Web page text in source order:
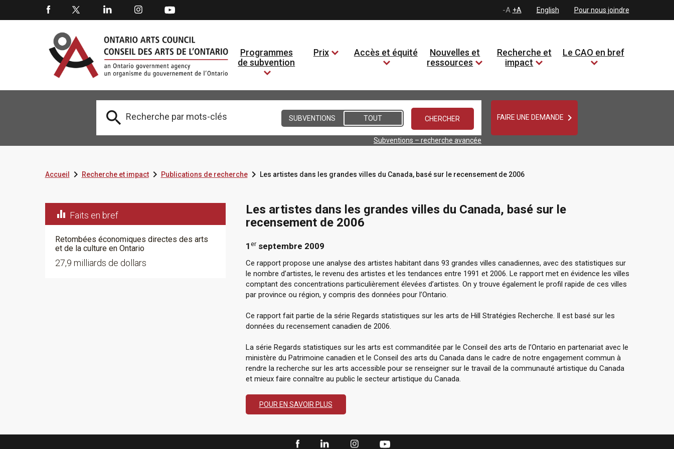
-A +A English Pour nous joindre
Programmes
de subvention
Prix Accès et équité
Nouvelles et
ressources
Recherche et
impact
Le CAO en bref
 SUBVENTIONS TOUT
Subventions – recherche avancée
FAIRE UNE DEMANDE 
Accueil Recherche et impactPublications de recherche Les artistes dans les grandes villes du Canada, basé sur le recensement de 2006
 Faits en bref
Retombées économiques directes des arts
et de la culture en Ontario
27,9 milliards de dollars
Les artistes dans les grandes villes du Canada, basé sur le
recensement de 2006
1 erseptembre 2009
Ce rapport propose une analyse des artistes habitant dans 93 grandes villes canadiennes, avec des statistiques sur
le nombre d’artistes, le revenu des artistes et les tendances entre 1991 et 2006. Le rapport met en évidence les villes
comptant des concentrations particulièrement élevées d’artistes. On y trouve également le profil rapide de ces villes
par province ou région, y compris des données pour l’Ontario.
Ce rapport fait partie de la série Regards statistiques sur les arts de Hill Stratégies Recherche. Il est basé sur les
données du recensement canadien de 2006.
La série Regards statistiques sur les arts est commanditée par le Conseil des arts de l’Ontario en partenariat avec le
ministère du Patrimoine canadien et le Conseil des arts du Canada dans le cadre de notre engagement commun à
rendre la recherche sur les arts accessible pour se renseigner sur le travail de la communauté artistique du Canada
et mieux faire connaître au public le secteur artistique du Canada.
POUR EN SAVOIR PLUS